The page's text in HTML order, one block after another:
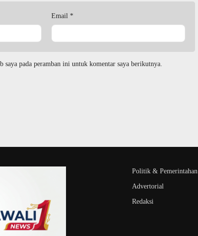
Email *
saya pada peramban ini untuk komentar saya berikutnya.
Politik & Pemerintahan
Advertorial
Redaksi